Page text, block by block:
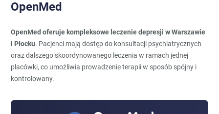
OpenMed
OpenMed oferuje kompleksowe leczenie depresji w Warszawie
i Płocku. Pacjenci mają dostęp do konsultacji psychiatrycznych
oraz dalszego skoordynowanego leczenia w ramach jednej
placówki, co umożliwia prowadzenie terapii w sposób spójny i
kontrolowany.